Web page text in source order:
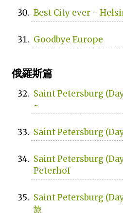
Best City ever -
Goodbye Europe
俄羅斯篇
Saint Petersburg
~
Saint Petersburg
Saint Petersburg
Peterhof
Saint Petersburg
旅